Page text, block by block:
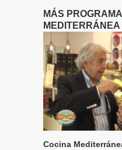
MÁS
MEDITERRÁNEA
Cocina